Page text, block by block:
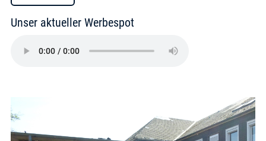
Unser aktueller Werbespot